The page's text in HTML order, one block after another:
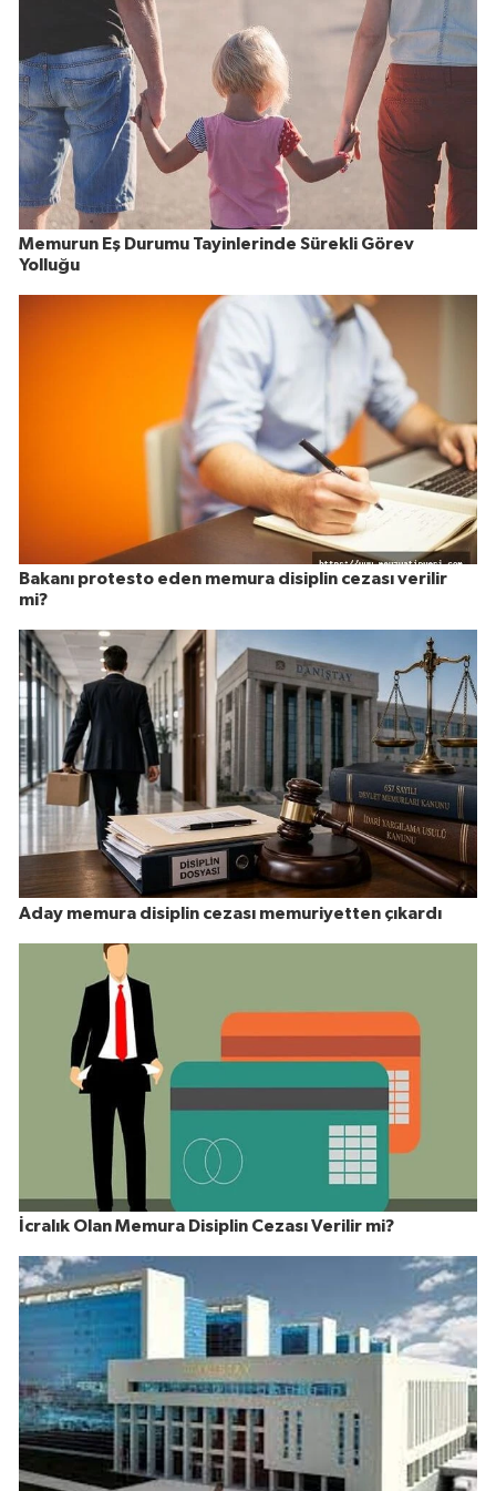
Memurun Eş Durumu Tayinlerinde Sürekli Görev
Yolluğu
Bakanı protesto eden memura disiplin cezası verilir
mi?
Aday memura disiplin cezası memuriyetten çıkardı
İcralık Olan Memura Disiplin Cezası Verilir mi?